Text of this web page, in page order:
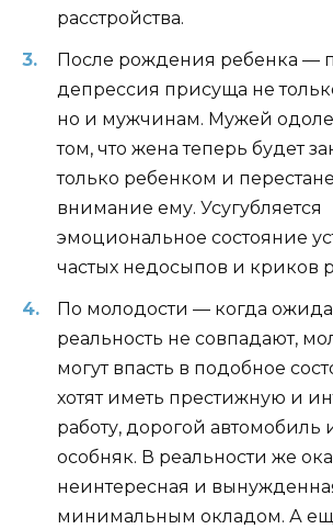
расстройства.
После рождения ребенка —
депрессия присуща не
но и мужчинам. Мужей
том, что жена теперь будет
только ребенком и
внимание ему. Усугубляется
эмоциональное состояние
частых недосыпов и криков
По молодости — когда
реальность не совпадают,
могут впасть в подобное
хотят иметь престижную и
работу, дорогой автомобиль
особняк. В реальности же
неинтересная и
минимальным окладом. А